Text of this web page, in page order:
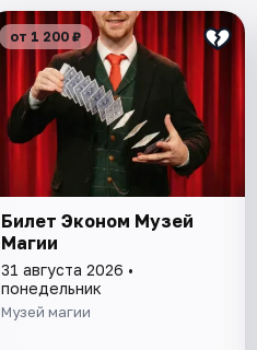
от 1 200 ₽
Билет Эконом Музей
Магии
31 августа 2026 •
понедельник
Музей магии